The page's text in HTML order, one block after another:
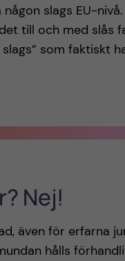
slags EU-
till och med slås
som faktiskt
Nej!
även för erfarna
hålls